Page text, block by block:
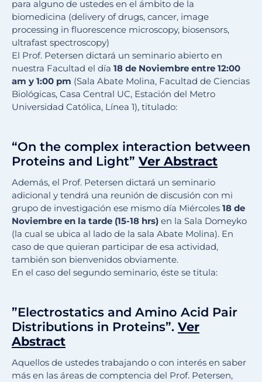
para alguno de ustedes en el ámbito de la
biomedicina (delivery of drugs, cancer, image
processing in fluorescence microscopy, biosensors,
ultrafast spectroscopy)
El Prof. Petersen dictará un seminario abierto en
nuestra Facultad el día 18 de Noviembre entre 12:00
am y 1:00 pm (Sala Abate Molina, Facultad de Ciencias
Biológicas, Casa Central UC, Estación del Metro
Universidad Católica, Línea 1), titulado:
“On the complex interaction between
Proteins and Light” Ver Abstract
Además, el Prof. Petersen dictará un seminario
adicional y tendrá una reunión de discusión con mi
grupo de investigación ese mismo día Miércoles 18 de
Noviembre en la tarde (15-18 hrs) en la Sala Domeyko
(la cual se ubica al lado de la sala Abate Molina). En
caso de que quieran participar de esa actividad,
también son bienvenidos obviamente.
En el caso del segundo seminario, éste se titula:
”Electrostatics and Amino Acid Pair
Distributions in Proteins”. Ver
Abstract
Aquellos de ustedes trabajando o con interés en saber
más en las áreas de comptencia del Prof. Petersen,